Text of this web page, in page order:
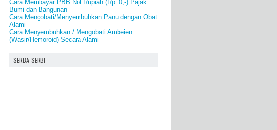
Cara Membayar PBB Nol Rupiah (Rp. 0,-) Pajak
Bumi dan Bangunan
Cara Mengobati/Menyembuhkan Panu dengan Obat
Alami
Cara Menyembuhkan / Mengobati Ambeien
(Wasir/Hemoroid) Secara Alami
SERBA-SERBI